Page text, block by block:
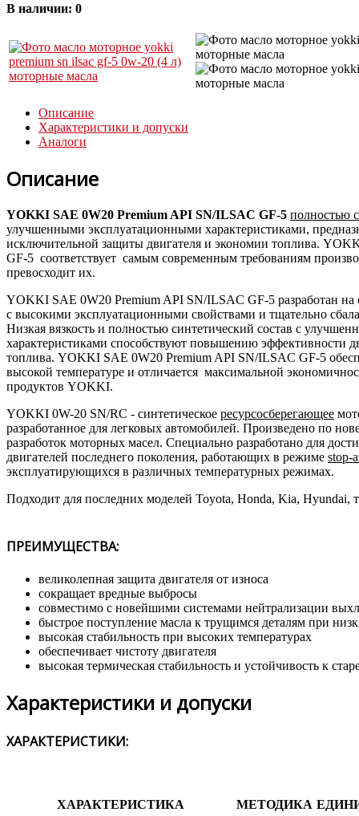
В наличии: 0
Описание
Характеристики и допуски
Аналоги
Описание
YOKKI SAE 0W20 Premium API SN/ILSAC GF-5 полностью
улучшенными эксплуатационными характеристиками,
исключительной защиты двигателя и экономии топлива.
GF-5 соответствует самым современным требованиям
превосходит их.
YOKKI SAE 0W20 Premium API SN/ILSAC GF-5 разработан на
с высокими эксплуатационными свойствами и тщательно
Низкая вязкость и полностью синтетический состав с
характеристиками способствуют повышению эффективности
топлива. YOKKI SAE 0W20 Premium API SN/ILSAC GF-5
высокой температуре и отличается максимальной
продуктов YOKKI.
YOKKI 0W-20 SN/RC - синтетическое ресурсосберегающее
разработанное для легковых автомобилей. Произведено по
разработок моторных масел. Специально разработано для
двигателей последнего поколения, работающих в режиме stop-
эксплуатирующихся в различных температурных режимах.
Подходит для последних моделей Toyota, Honda, Kia, Hyundai,
ПРЕИМУЩЕСТВА:
великолепная защита двигателя от износа
сокращает вредные выбросы
совместимо с новейшими системами нейтрализации
быстрое поступление масла к трущимся деталям при
высокая стабильность при высоких температурах
обеспечивает чистоту двигателя
высокая термическая стабильность и устойчивость к
Характеристики и допуски
ХАРАКТЕРИСТИКИ:
ХАРАКТЕРИСТИКА МЕТОДИКА